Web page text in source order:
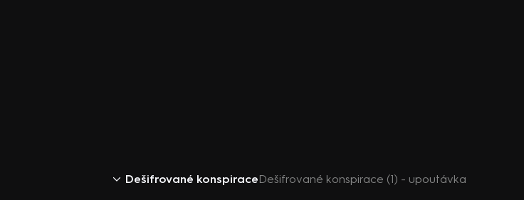
Dešifrované konspiraceDešifrované konspirace (1) - upoutávka